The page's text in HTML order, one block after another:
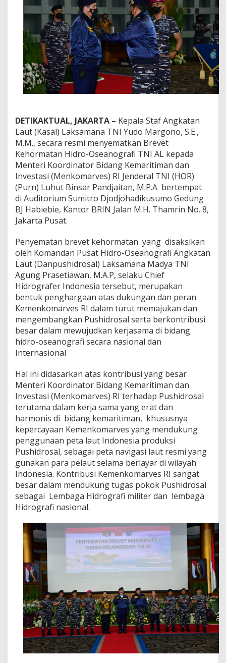
e
t
K
e
h
o
t
H
i
r
o
-
O
s
e
a
n
r
a
f
i
T
N
A
L
K
e
p
a
M
e
n
k
o
m
a
r
e
s
R
DETIKAKTUAL, JAKARTA – Kepala Staf Angkatan
Laut (Kasal) Laksamana TNI Yudo Margono, S.E.,
M.M., secara resmi menyematkan Brevet
Kehormatan Hidro-Oseanografi TNI AL kepada
Menteri Koordinator Bidang Kemaritiman dan
Investasi (Menkomarves) RI Jenderal TNI (HOR)
(Purn) Luhut Binsar Pandjaitan, M.P.A bertempat
di Auditorium Sumitro Djodjohadikusumo Gedung
BJ Habiebie, Kantor BRIN Jalan M.H. Thamrin No. 8,
Jakarta Pusat.
Penyematan brevet kehormatan yang disaksikan
oleh Komandan Pusat Hidro-Oseanografi Angkatan
Laut (Danpushidrosal) Laksamana Madya TNI
Agung Prasetiawan, M.A.P, selaku Chief
Hidrografer Indonesia tersebut, merupakan
bentuk penghargaan atas dukungan dan peran
Kemenkomarves RI dalam turut memajukan dan
mengembangkan Pushidrosal serta berkontribusi
besar dalam mewujudkan kerjasama di bidang
hidro-oseanografi secara nasional dan
Internasional
Hal ini didasarkan atas kontribusi yang besar
Menteri Koordinator Bidang Kemaritiman dan
Investasi (Menkomarves) RI terhadap Pushidrosal
terutama dalam kerja sama yang erat dan
harmonis di bidang kemaritiman, khususnya
kepercayaan Kemenkomarves yang mendukung
penggunaan peta laut Indonesia produksi
Pushidrosal, sebagai peta navigasi laut resmi yang
gunakan para pelaut selama berlayar di wilayah
Indonesia. Kontribusi Kemenkomarves RI sangat
besar dalam mendukung tugas pokok Pushidrosal
sebagai Lembaga Hidrografi militer dan lembaga
Hidrografi nasional.